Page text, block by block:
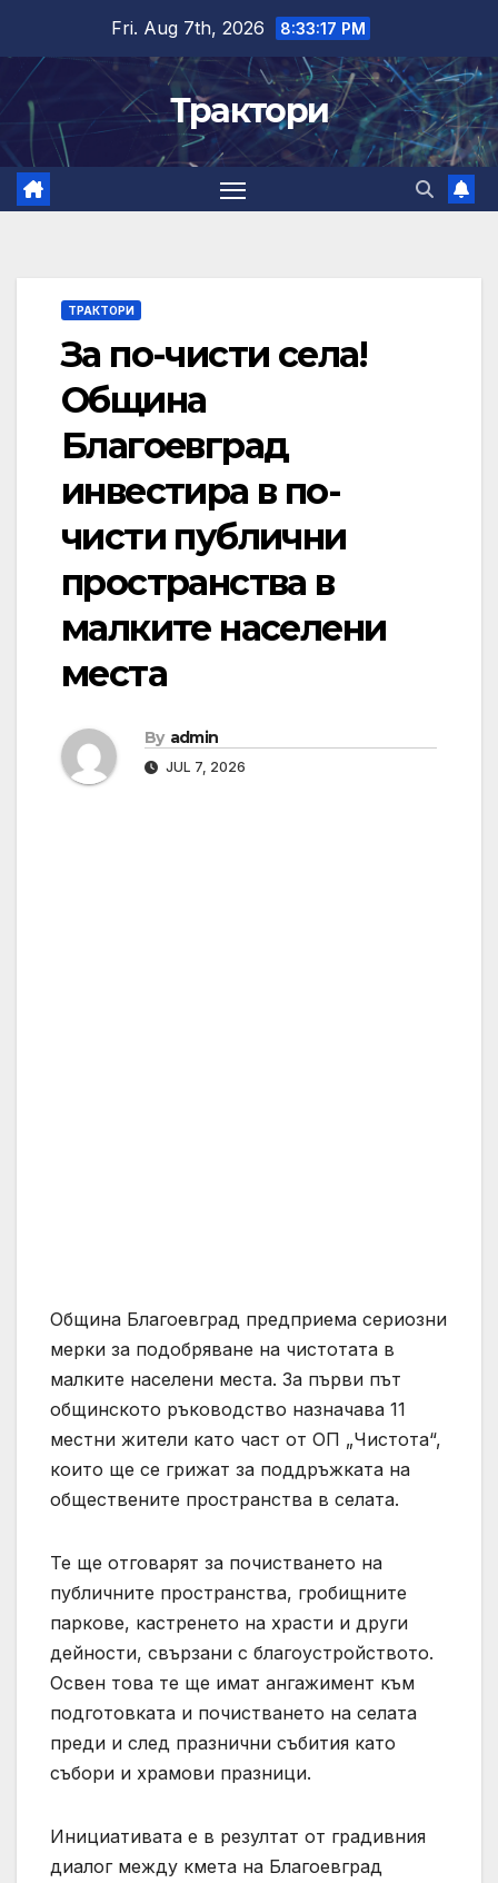
content
Fri. Aug 7th, 2026 8:33:18 PM
Трактори
ТРАКТОРИ
За по-чисти села!
Община
Благоевград
инвестира в по-
чисти публични
пространства в
малките населени
места
By admin
JUL 7, 2026
Община Благоевград предприема сериозни
мерки за подобряване на чистотата в
малките населени места. За първи път
общинското ръководство назначава 11
местни жители като част от ОП „Чистота“,
които ще се грижат за поддръжката на
обществените пространства в селата.
Те ще отговарят за почистването на
публичните пространства, гробищните
паркове, кастренето на храсти и други
дейности, свързани с благоустройството.
Освен това те ще имат ангажимент към
подготовката и почистването на селата
преди и след празнични събития като
събори и храмови празници.
Инициативата е в резултат от градивния
диалог между кмета на Благоевград